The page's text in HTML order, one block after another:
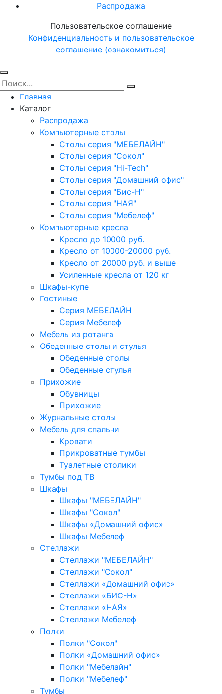
Распродажа
Пользовательское соглашение
Конфиденциальность и пользовательское
соглашение (ознакомиться)
Главная
Каталог
Распродажа
Компьютерные столы
Столы серия "МЕБЕЛАЙН"
Столы серия "Сокол"
Столы серия "Hi-Tech"
Столы серия "Домашний офис"
Столы серия "Бис-Н"
Столы серия "НАЯ"
Столы серия "Мебелеф"
Компьютерные кресла
Кресло до 10000 руб.
Кресло от 10000-20000 руб.
Кресло от 20000 руб. и выше
Усиленные кресла от 120 кг
Шкафы-купе
Гостиные
Серия МЕБЕЛАЙН
Серия Мебелеф
Мебель из ротанга
Обеденные столы и стулья
Обеденные столы
Обеденные стулья
Прихожие
Обувницы
Прихожие
Журнальные столы
Мебель для спальни
Кровати
Прикроватные тумбы
Туалетные столики
Тумбы под ТВ
Шкафы
Шкафы "МЕБЕЛАЙН"
Шкафы "Сокол"
Шкафы «Домашний офис»
Шкафы Мебелеф
Стеллажи
Стеллажи "МЕБЕЛАЙН"
Стеллажи "Сокол"
Стеллажи «Домашний офис»
Стеллажи «БИС-Н»
Стеллажи «НАЯ»
Стеллажи Мебелеф
Полки
Полки "Сокол"
Полки «Домашний офис»
Полки "Мебелайн"
Полки "Мебелеф"
Тумбы